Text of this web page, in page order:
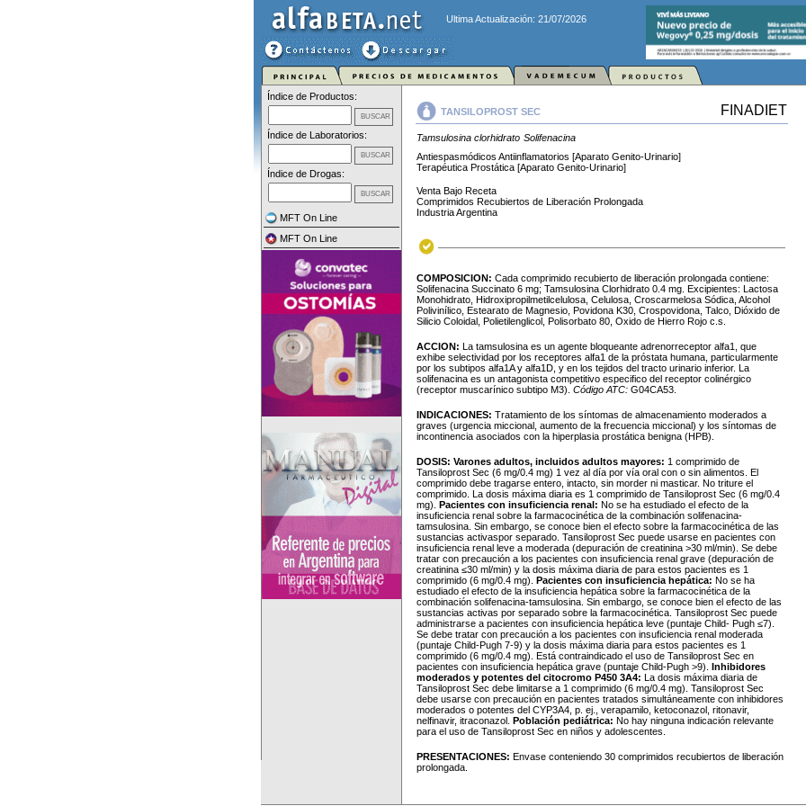
Ultima Actualización: 21/07/2026
Índice de Productos:
Índice de Laboratorios:
Índice de Drogas:
MFT On Line
MFT On Line
TANSILOPROST SEC FINADIET
Tamsulosina clorhidrato Solifenacina
Antiespasmódicos Antiinflamatorios [Aparato Genito-Urinario]
Terapéutica Prostática [Aparato Genito-Urinario]
Venta Bajo Receta
Comprimidos Recubiertos de Liberación Prolongada
Industria Argentina
COMPOSICION: Cada comprimido recubierto de liberación prolongada contiene:
Solifenacina Succinato 6 mg; Tamsulosina Clorhidrato 0.4 mg. Excipientes: Lactosa
Monohidrato, Hidroxipropilmetilcelulosa, Celulosa, Croscarmelosa Sódica, Alcohol
Polivinílico, Estearato de Magnesio, Povidona K30, Crospovidona, Talco, Dióxido de
Silicio Coloidal, Polietilenglicol, Polisorbato 80, Oxido de Hierro Rojo c.s.
ACCION: La tamsulosina es un agente bloqueante adrenorreceptor alfa1, que
exhibe selectividad por los receptores alfa1 de la próstata humana, particularmente
por los subtipos alfa1A y alfa1D, y en los tejidos del tracto urinario inferior. La
solifenacina es un antagonista competitivo especifico del receptor colinérgico
(receptor muscarínico subtipo M3). Código ATC: G04CA53.
INDICACIONES: Tratamiento de los síntomas de almacenamiento moderados a
graves (urgencia miccional, aumento de la frecuencia miccional) y los síntomas de
incontinencia asociados con la hiperplasia prostática benigna (HPB).
DOSIS: Varones adultos, incluidos adultos mayores: 1 comprimido de
Tansiloprost Sec (6 mg/0.4 mg) 1 vez al día por vía oral con o sin alimentos. El
comprimido debe tragarse entero, intacto, sin morder ni masticar. No triture el
comprimido. La dosis máxima diaria es 1 comprimido de Tansiloprost Sec (6 mg/0.4
mg). Pacientes con insuficiencia renal: No se ha estudiado el efecto de la
insuficiencia renal sobre la farmacocinética de la combinación solifenacina-
tamsulosina. Sin embargo, se conoce bien el efecto sobre la farmacocinética de las
sustancias activaspor separado. Tansiloprost Sec puede usarse en pacientes con
insuficiencia renal leve a moderada (depuración de creatinina >30 ml/min). Se debe
tratar con precaución a los pacientes con insuficiencia renal grave (depuración de
creatinina ≤30 ml/min) y la dosis máxima diaria de para estos pacientes es 1
comprimido (6 mg/0.4 mg). Pacientes con insuficiencia hepática: No se ha
estudiado el efecto de la insuficiencia hepática sobre la farmacocinética de la
combinación solifenacina-tamsulosina. Sin embargo, se conoce bien el efecto de las
sustancias activas por separado sobre la farmacocinética. Tansiloprost Sec puede
administrarse a pacientes con insuficiencia hepática leve (puntaje Child- Pugh ≤7).
Se debe tratar con precaución a los pacientes con insuficiencia renal moderada
(puntaje Child-Pugh 7-9) y la dosis máxima diaria para estos pacientes es 1
comprimido (6 mg/0.4 mg). Está contraindicado el uso de Tansiloprost Sec en
pacientes con insuficiencia hepática grave (puntaje Child-Pugh >9). Inhibidores
moderados y potentes del citocromo P450 3A4: La dosis máxima diaria de
Tansiloprost Sec debe limitarse a 1 comprimido (6 mg/0.4 mg). Tansiloprost Sec
debe usarse con precaución en pacientes tratados simultáneamente con inhibidores
moderados o potentes del CYP3A4, p. ej., verapamilo, ketoconazol, ritonavir,
nelfinavir, itraconazol. Población pediátrica: No hay ninguna indicación relevante
para el uso de Tansiloprost Sec en niños y adolescentes.
PRESENTACIONES: Envase conteniendo 30 comprimidos recubiertos de liberación
prolongada.